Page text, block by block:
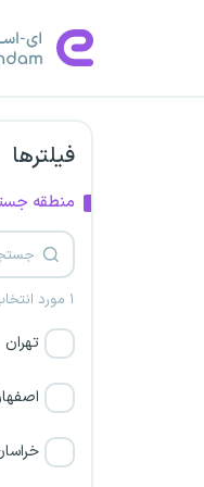
فیلترها
منطقه
۱ مورد انتخاب شده
تهران